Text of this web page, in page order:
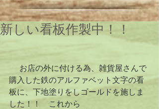
新しい看板作製中！！
購入した鉄のアルファベット文字の看
板に、下地塗りをしゴールドを施しま
した！！　これから